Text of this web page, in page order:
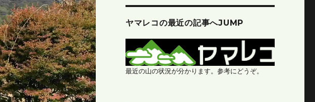
ヤマレコの最近の記事へJUMP
最近の山の状況が分かります。参考にどうぞ。